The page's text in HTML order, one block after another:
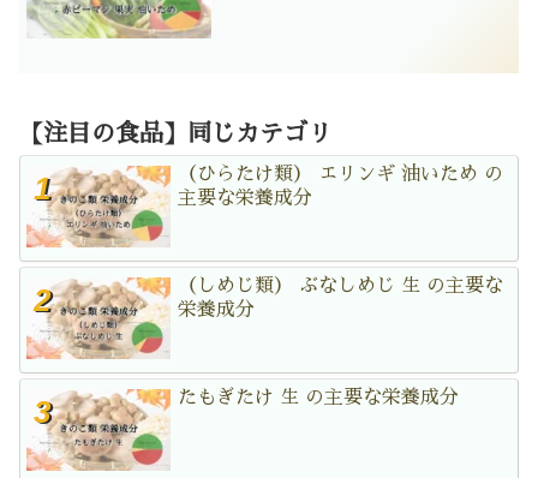
【注目の食品】同じカテゴリ
（ひらたけ類） エリンギ 油いため の
主要な栄養成分
（しめじ類） ぶなしめじ 生 の主要な
栄養成分
たもぎたけ 生 の主要な栄養成分